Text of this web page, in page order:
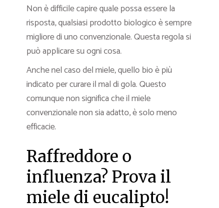
Non è difficile capire quale possa essere la
risposta, qualsiasi prodotto biologico è sempre
migliore di uno convenzionale. Questa regola si
può applicare su ogni cosa.
Anche nel caso del miele, quello bio è più
indicato per curare il mal di gola. Questo
comunque non significa che il miele
convenzionale non sia adatto, è solo meno
efficacie.
Raffreddore o
influenza? Prova il
miele di eucalipto!